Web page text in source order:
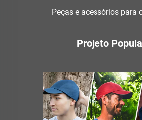
Peças e acessórios para
Projeto